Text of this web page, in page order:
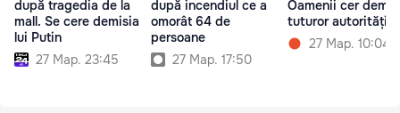
după tragedia de la
mall. Se cere demisia
lui Putin
27 Мар. 23:45
după incendiul ce a
omorât 64 de
persoane
27 Мар. 17:50
Oamenii cer
tuturor
27 Мар. 10:04